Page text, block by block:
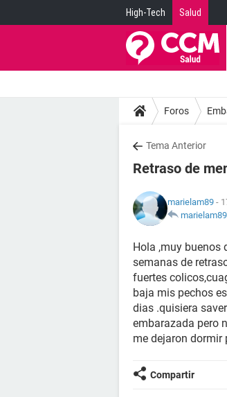
High-Tech Salud
Foros
Tema Anterior
Retraso de
marielam89 -
marielam89
Hola ,muy buenos
semanas de
fuertes
baja mis pechos
dias .quisiera
embarazada pero
me dejaron dormir
Compartir